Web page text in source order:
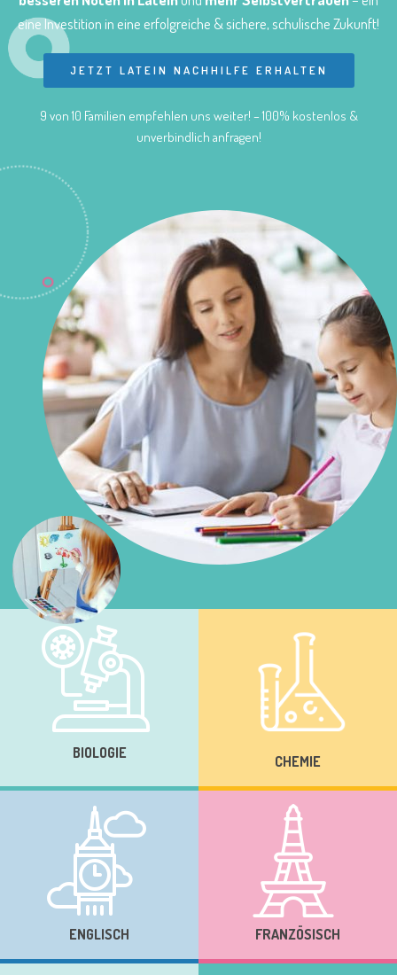
eine Investition in eine erfolgreiche & sichere, schulische Zukunft!
JETZT LATEIN NACHHILFE ERHALTEN
9 von 10 Familien empfehlen uns weiter! – 100% kostenlos &
unverbindlich anfragen!
BIOLOGIE CHEMIE
ENGLISCH FRANZÖSISCH